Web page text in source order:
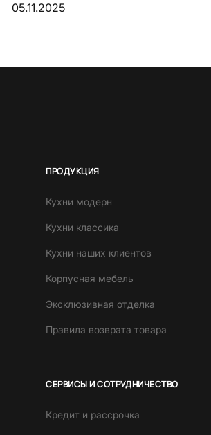
05.11.2025
ПРОДУКЦИЯ
Кухни модерн
Кухни классика
Кухни наших клиентов
Корпусная мебель
Эксклюзивная отделка
Правила возврата товара
СЕРВИСЫ И СОТРУДНИЧЕСТВО
Кредит и рассрочка